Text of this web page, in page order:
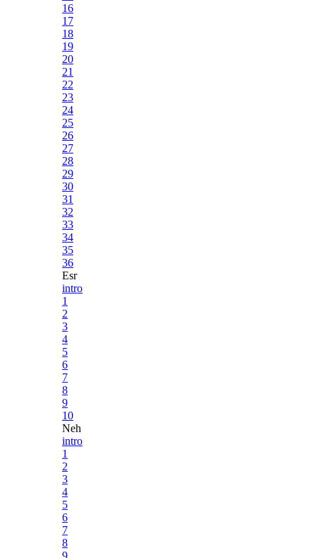
16
17
18
19
20
21
22
23
24
25
26
27
28
29
30
31
32
33
34
35
36
Esr
intro
1
2
3
4
5
6
7
8
9
10
Neh
intro
1
2
3
4
5
6
7
8
9